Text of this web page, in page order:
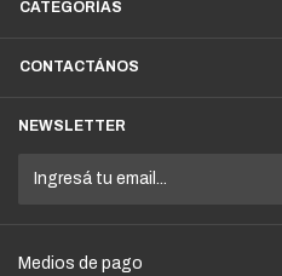
CATEGORÍAS
CONTACTÁNOS
NEWSLETTER
Medios de pago